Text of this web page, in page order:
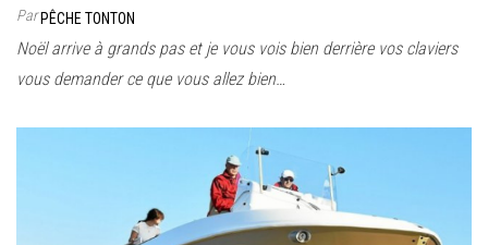
ParPÊCHE TONTON
Noël arrive à grands pas et je vous vois bien derrière vos claviers
vous demander ce que vous allez bien…